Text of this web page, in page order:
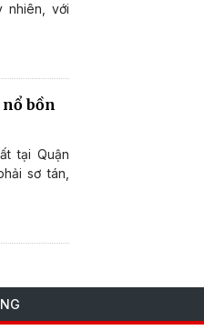
nhiên, với
bồn
tại Quận
sơ tán,